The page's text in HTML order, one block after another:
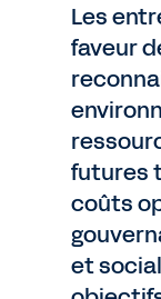
Les
faveur
futures
coûts
et